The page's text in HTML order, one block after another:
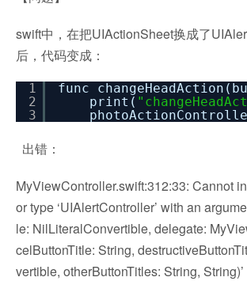
swift中，在把UIActionSheet换成了
后，代码变成：
1
2
3
func
print(
出错：
MyViewController.swift:312:33: Cannot
or type ‘UIAlertController’ with an
le: NilLiteralConvertible, delegate:
celButtonTitle: String,
vertible, otherButtonTitles: String, String)’